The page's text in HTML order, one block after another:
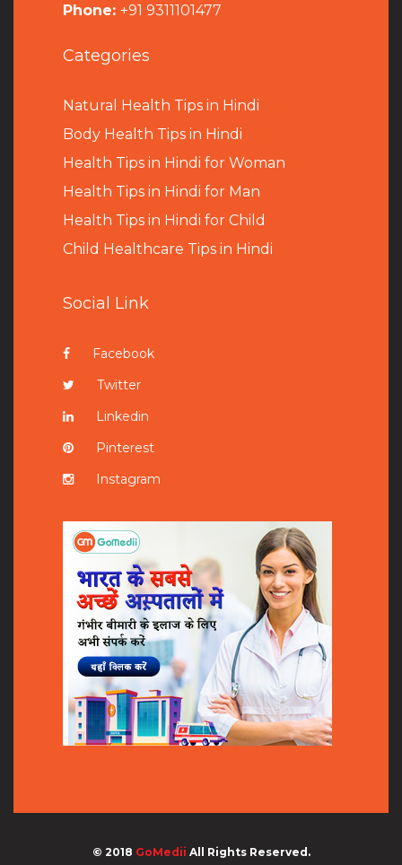
Phone: +91 9311101477
Categories
Natural Health Tips in Hindi
Body Health Tips in Hindi
Health Tips in Hindi for Woman
Health Tips in Hindi for Man
Health Tips in Hindi for Child
Child Healthcare Tips in Hindi
Social Link
Facebook
Twitter
Linkedin
Pinterest
Instagram
© 2018 GoMedii All Rights Reserved.